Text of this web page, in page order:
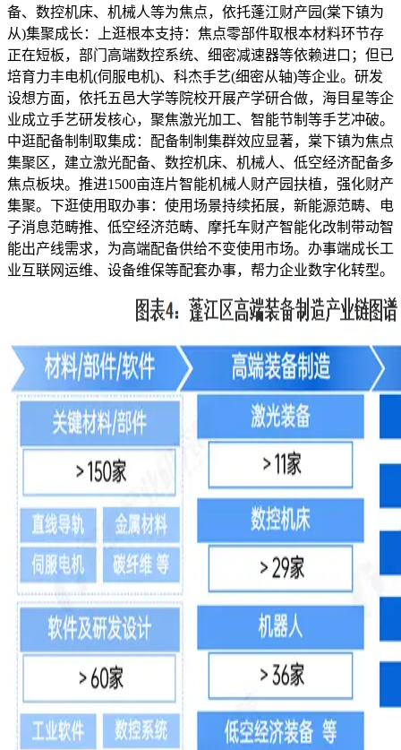
备、数控机床、机械人等为焦点，依托蓬江财产园(棠下镇为
从)集聚成长：上逛根本支持：焦点零部件取根本材料环节存
正在短板，部门高端数控系统、细密减速器等依赖进口；但已
培育力丰电机(伺服电机)、科杰手艺(细密从轴)等企业。研发
设想方面，依托五邑大学等院校开展产学研合做，海目星等企
业成立手艺研发核心，聚焦激光加工、智能节制等手艺冲破。
中逛配备制制取集成：配备制制集群效应显著，棠下镇为焦点
集聚区，建立激光配备、数控机床、机械人、低空经济配备多
焦点板块。推进1500亩连片智能机械人财产园扶植，强化财产
集聚。下逛使用取办事：使用场景持续拓展，新能源范畴、电
子消息范畴推、低空经济范畴、摩托车财产智能化改制带动智
能出产线需求，为高端配备供给不变使用市场。办事端成长工
业互联网运维、设备维保等配套办事，帮力企业数字化转型。